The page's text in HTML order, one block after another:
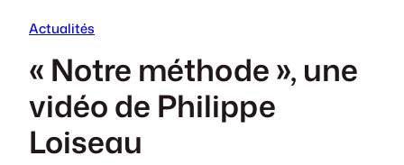
Actualités
« Notre méthode », une
vidéo de Philippe
Loiseau